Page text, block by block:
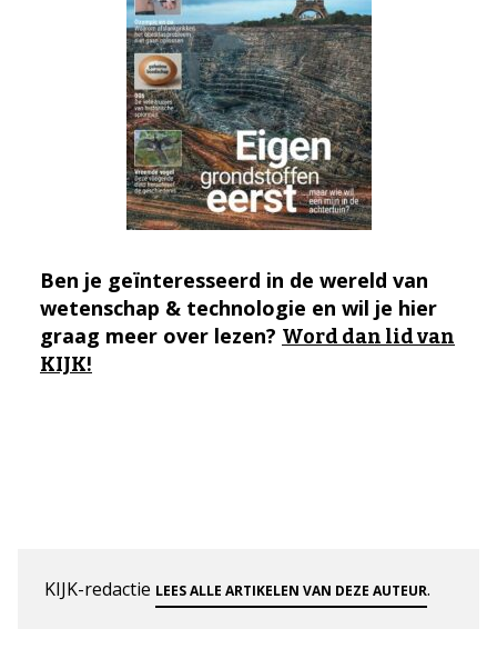
Ben je geïnteresseerd in de wereld van
wetenschap & technologie en wil je hier
graag meer over lezen? Word dan lid van
KIJK!
KIJK-redactie LEES ALLE ARTIKELEN VAN DEZE AUTEUR.